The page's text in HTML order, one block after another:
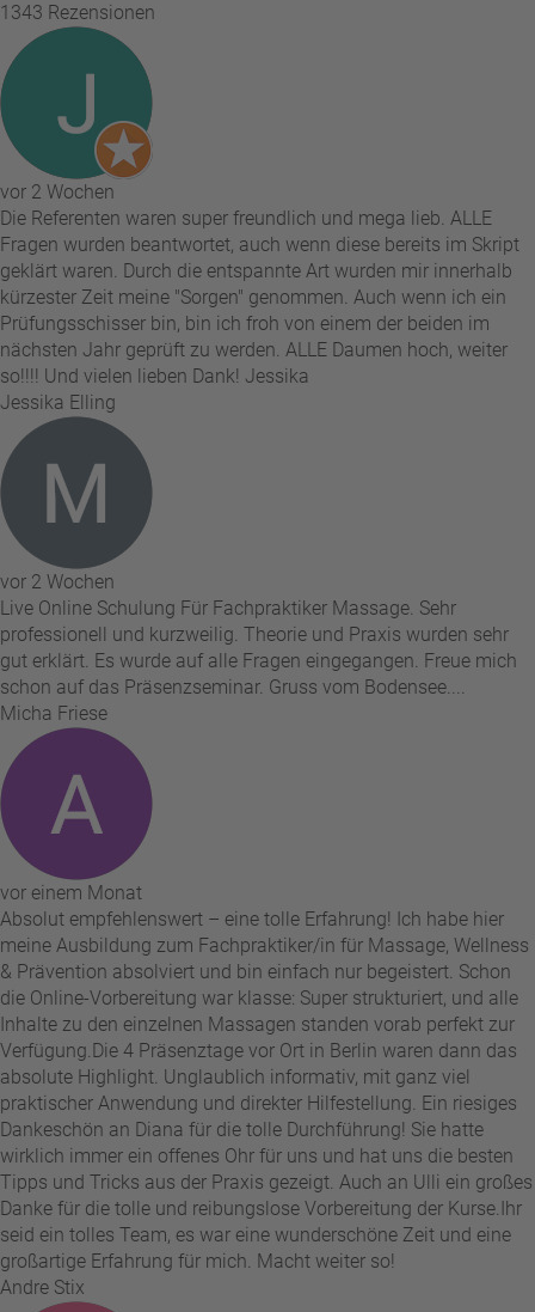
1343 Rezensionen
vor 2 Wochen
Die Referenten waren super freundlich und mega lieb. ALLE
Fragen wurden beantwortet, auch wenn diese bereits im Skript
geklärt waren. Durch die entspannte Art wurden mir innerhalb
kürzester Zeit meine "Sorgen" genommen. Auch wenn ich ein
Prüfungsschisser bin, bin ich froh von einem der beiden im
nächsten Jahr geprüft zu werden. ALLE Daumen hoch, weiter
so!!!! Und vielen lieben Dank! Jessika
Jessika Elling
vor 2 Wochen
Live Online Schulung Für Fachpraktiker Massage. Sehr
professionell und kurzweilig. Theorie und Praxis wurden sehr
gut erklärt. Es wurde auf alle Fragen eingegangen. Freue mich
schon auf das Präsenzseminar. Gruss vom Bodensee....
Micha Friese
vor einem Monat
Absolut empfehlenswert – eine tolle Erfahrung! Ich habe hier
meine Ausbildung zum Fachpraktiker/in für Massage, Wellness
& Prävention absolviert und bin einfach nur begeistert. Schon
die Online-Vorbereitung war klasse: Super strukturiert, und alle
Inhalte zu den einzelnen Massagen standen vorab perfekt zur
Verfügung. ​Die 4 Präsenztage vor Ort in Berlin waren dann das
absolute Highlight. Unglaublich informativ, mit ganz viel
praktischer Anwendung und direkter Hilfestellung. Ein riesiges
Dankeschön an Diana für die tolle Durchführung! Sie hatte
wirklich immer ein offenes Ohr für uns und hat uns die besten
Tipps und Tricks aus der Praxis gezeigt. Auch an Ulli ein großes
Danke für die tolle und reibungslose Vorbereitung der Kurse. ​Ihr
seid ein tolles Team, es war eine wunderschöne Zeit und eine
großartige Erfahrung für mich. Macht weiter so!
Andre Stix